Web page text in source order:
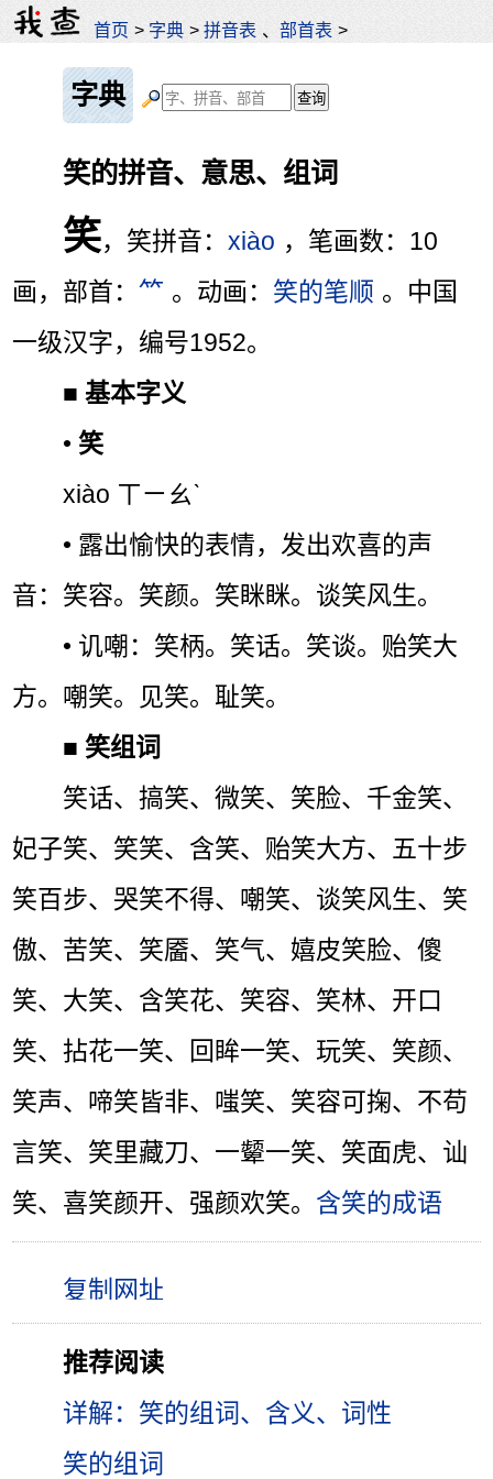
首页 > 字典 >拼音表 、部首表 >
字典
笑的拼音、意思、组词
笑，笑拼音：xiào ，笔画数：10
画，部首：⺮ 。动画： 笑的笔顺 。中国
一级汉字，编号1952。
■基本字义
•笑
xiào ㄒㄧㄠˋ
• 露出愉快的表情，发出欢喜的声
音：笑容。笑颜。笑眯眯。谈笑风生。
• 讥嘲：笑柄。笑话。笑谈。贻笑大
方。嘲笑。见笑。耻笑。
■笑组词
笑话、搞笑、微笑、笑脸、千金笑、
妃子笑、笑笑、含笑、贻笑大方、五十步
笑百步、哭笑不得、嘲笑、谈笑风生、笑
傲、苦笑、笑靥、笑气、嬉皮笑脸、傻
笑、大笑、含笑花、笑容、笑林、开口
笑、拈花一笑、回眸一笑、玩笑、笑颜、
笑声、啼笑皆非、嗤笑、笑容可掬、不苟
言笑、笑里藏刀、一颦一笑、笑面虎、讪
笑、喜笑颜开、强颜欢笑。 含笑的成语
推荐阅读
详解：笑的组词、含义、词性
笑的组词